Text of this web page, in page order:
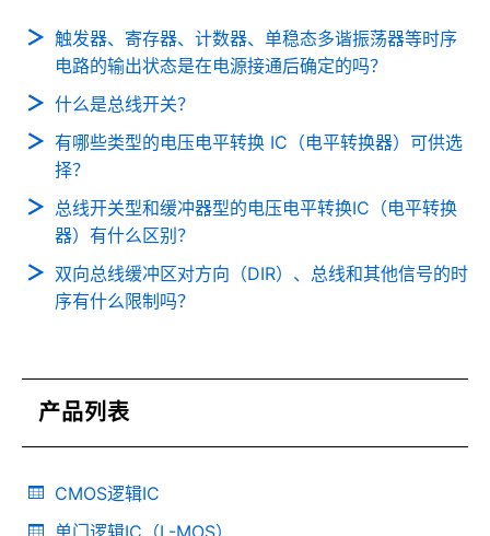
触发器、寄存器、计数器、单稳态多谐振荡器等时序
电路的输出状态是在电源接通后确定的吗？
什么是总线开关？
有哪些类型的电压电平转换 IC（电平转换器）可供选
择？
总线开关型和缓冲器型的电压电平转换IC（电平转换
器）有什么区别？
双向总线缓冲区对方向（DIR）、总线和其他信号的时
序有什么限制吗？
产品列表
CMOS逻辑IC
单门逻辑IC（L-MOS）